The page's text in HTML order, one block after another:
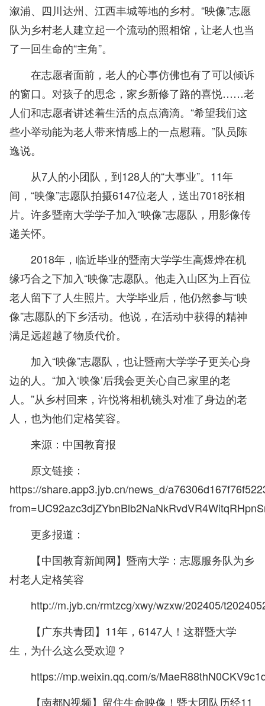
溆浦、四川达州、江西丰城等地的乡村。“映像”志愿
队为乡村老人建立起一个流动的照相馆，让老人也当
了一回生命的“主角”。
在志愿者面前，老人的心事仿佛也有了可以倾诉
的窗口。对孩子的思念，家乡新修了路的喜悦……老
人们和志愿者讲述着生活的点点滴滴。“希望我们这
些小举动能为老人带来情感上的一点慰藉。”队员陈
逸说。
从7人的小团队，到128人的“大事业”。11年
间，“映像”志愿队拍摄6147位老人，送出7018张相
片。许多暨南大学学子加入“映像”志愿队，用影像传
递关怀。
2018年，临近毕业的暨南大学学生高煜烨在机
缘巧合之下加入“映像”志愿队。他走入山区为上百位
老人留下了人生照片。大学毕业后，他仍然参与“映
像”志愿队的下乡活动。他说，在活动中获得的精神
满足远超越了物质代价。
加入“映像”志愿队，也让暨南大学学子更关心身
边的人。“加入‘映像’后我会更关心自己家里的老
人。”从乡村回来，许悦将相机镜头对准了身边的老
人，也为他们定格笑容。
来源：中国教育报
原文链接：
https://share.app3.jyb.cn/news_d/
更多报道：
【中国教育新闻网】 暨南大学：志愿服务队为乡
村老人定格笑容
http://m.jyb.cn/rmtzcg/xwy/wzxw/202405/
【广东共青团】11年，6147人！这群暨大学
生，为什么这么受欢迎？
https://mp.weixin.qq.com/s/
【南都N视频】留住生命映像！暨大团队历经11